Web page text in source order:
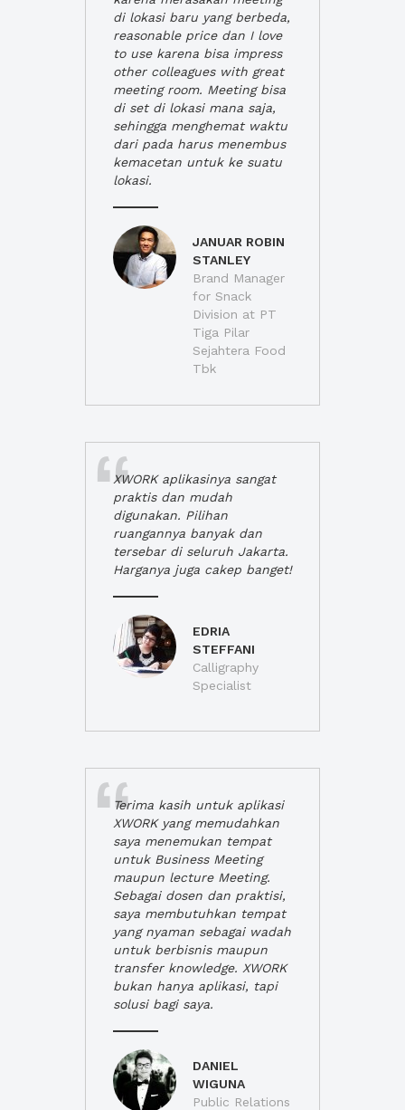
di lokasi baru yang berbeda,
reasonable price dan I love
to use karena bisa impress
other colleagues with great
meeting room. Meeting bisa
di set di lokasi mana saja,
sehingga menghemat waktu
dari pada harus menembus
kemacetan untuk ke suatu
lokasi.
JANUAR ROBIN
STANLEY
Brand Manager
for Snack
Division at PT
Tiga Pilar
Sejahtera Food
Tbk
XWORK aplikasinya sangat
praktis dan mudah
digunakan. Pilihan
ruangannya banyak dan
tersebar di seluruh Jakarta.
Harganya juga cakep banget!
EDRIA
STEFFANI
Calligraphy
Specialist
Terima kasih untuk aplikasi
XWORK yang memudahkan
saya menemukan tempat
untuk Business Meeting
maupun lecture Meeting.
Sebagai dosen dan praktisi,
saya membutuhkan tempat
yang nyaman sebagai wadah
untuk berbisnis maupun
transfer knowledge. XWORK
bukan hanya aplikasi, tapi
solusi bagi saya.
DANIEL
WIGUNA
Public Relations